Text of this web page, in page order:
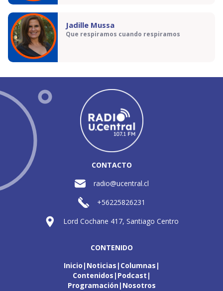
Jadille Mussa
Que respiramos cuando respiramos
CONTACTO
radio@ucentral.cl
+56225826231
Lord Cochane 417, Santiago Centro
CONTENIDO
Inicio Noticias Columnas
Contenidos Podcast
Programación Nosotros